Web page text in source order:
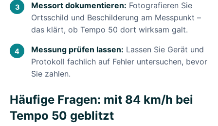
Messort dokumentieren: Fotografieren Sie
Ortsschild und Beschilderung am Messpunkt –
das klärt, ob Tempo 50 dort wirksam galt.
Messung prüfen lassen: Lassen Sie Gerät und
Protokoll fachlich auf Fehler untersuchen, bevor
Sie zahlen.
Häufige Fragen: mit 84 km/h bei
Tempo 50 geblitzt